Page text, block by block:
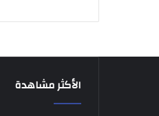
الأكثر مشاهدة